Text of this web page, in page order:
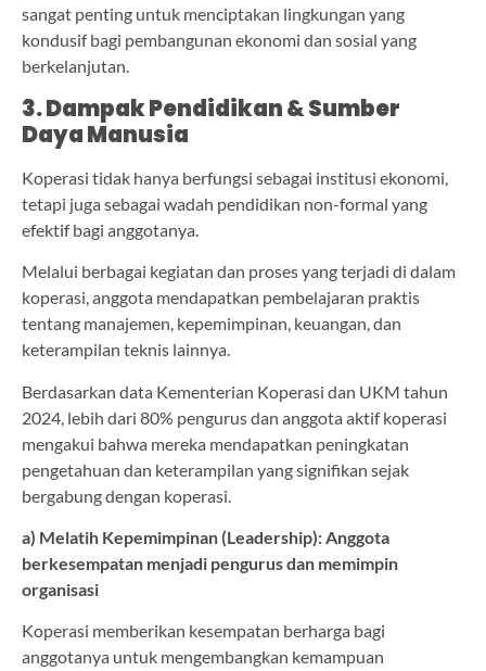
sangat penting untuk menciptakan lingkungan yang
kondusif bagi pembangunan ekonomi dan sosial yang
berkelanjutan.
3. Dampak Pendidikan & Sumber
Daya Manusia
Koperasi tidak hanya berfungsi sebagai institusi ekonomi,
tetapi juga sebagai wadah pendidikan non-formal yang
efektif bagi anggotanya.
Melalui berbagai kegiatan dan proses yang terjadi di dalam
koperasi, anggota mendapatkan pembelajaran praktis
tentang manajemen, kepemimpinan, keuangan, dan
keterampilan teknis lainnya.
Berdasarkan data Kementerian Koperasi dan UKM tahun
2024, lebih dari 80% pengurus dan anggota aktif koperasi
mengakui bahwa mereka mendapatkan peningkatan
pengetahuan dan keterampilan yang signifikan sejak
bergabung dengan koperasi.
a) Melatih Kepemimpinan (Leadership): Anggota
berkesempatan menjadi pengurus dan memimpin
organisasi
Koperasi memberikan kesempatan berharga bagi
anggotanya untuk mengembangkan kemampuan